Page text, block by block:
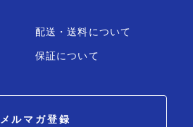
配送・送料について
保証について
メルマガ登録